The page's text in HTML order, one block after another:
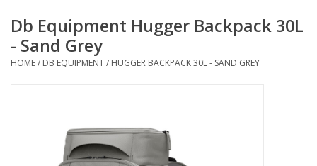
Bootfitting
Onderhoud
Koopgidsen
Db Equipment Hugger Backpack 30L
- Sand Grey
HOME/ DB EQUIPMENT/ HUGGER BACKPACK 30L - SAND GREY